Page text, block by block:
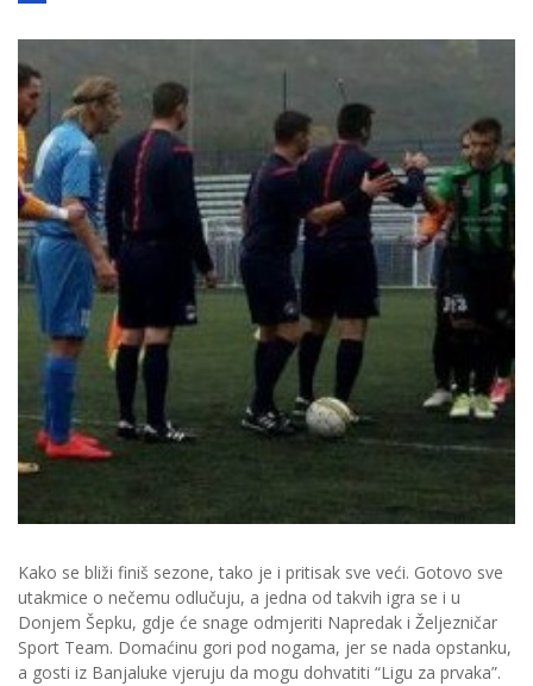
Kako se bliži finiš sezone, tako je i pritisak sve veći. Gotovo sve
utakmice o nečemu odlučuju, a jedna od takvih igra se i u
Donjem Šepku, gdje će snage odmjeriti Napredak i Željezničar
Sport Team. Domaćinu gori pod nogama, jer se nada opstanku,
a gosti iz Banjaluke vjeruju da mogu dohvatiti “Ligu za prvaka”.